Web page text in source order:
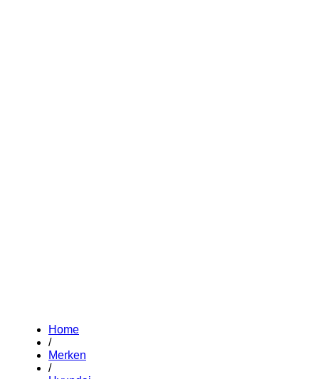
Home
/
Merken
/